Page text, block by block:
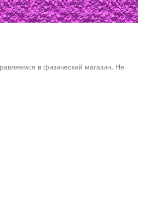
в физический магазин. Не